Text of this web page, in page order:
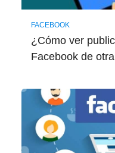
FACEBOOK
¿Cómo ver
Facebook de